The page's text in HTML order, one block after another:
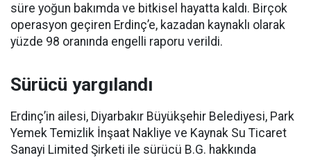
süre yoğun bakımda ve bitkisel hayatta kaldı. Birçok
operasyon geçiren Erdinç’e, kazadan kaynaklı olarak
yüzde 98 oranında engelli raporu verildi.
Sürücü yargılandı
Erdinç’in ailesi, Diyarbakır Büyükşehir Belediyesi, Park
Yemek Temizlik İnşaat Nakliye ve Kaynak Su Ticaret
Sanayi Limited Şirketi ile sürücü B.G. hakkında